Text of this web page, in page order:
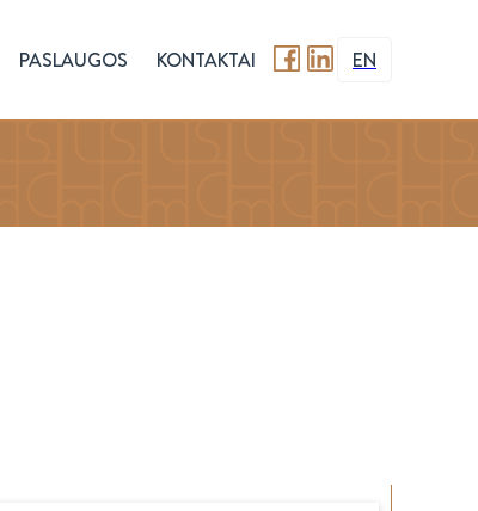
PASLAUGOS KONTAKTAI EN